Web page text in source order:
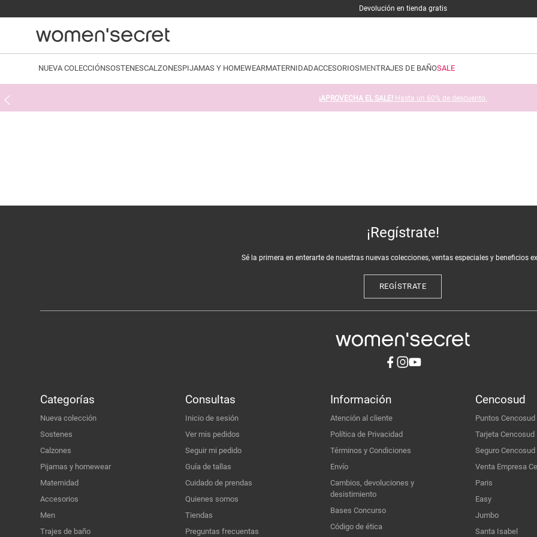
Devolución en tienda gratis
NUEVA COLECCIÓNSOSTENESCALZONESPIJAMAS Y HOMEWEARMATERNIDADACCESORIOSMENTRAJES DE BAÑOSALE
¡APROVECHA EL SALE! Hasta un 60% de descuento.
¡Regístrate!
Sé la primera en enterarte de nuestras nuevas colecciones, ventas especiales y beneficios
REGÍSTRATE
Categorías
Nueva colección
Sostenes
Calzones
Pijamas y homewear
Maternidad
Accesorios
Men
Trajes de baño
Consultas
Inicio de sesión
Ver mis pedidos
Seguir mi pedido
Guía de tallas
Cuidado de prendas
Quienes somos
Tiendas
Preguntas frecuentas
Información
Atención al cliente
Política de Privacidad
Términos y Condiciones
Envío
Cambios, devoluciones y
desistimiento
Bases Concurso
Código de ética
Cencosud
Puntos Cencosud
Tarjeta Cencosud
Seguro Cencosud
Venta Empresa
Paris
Easy
Jumbo
Santa Isabel